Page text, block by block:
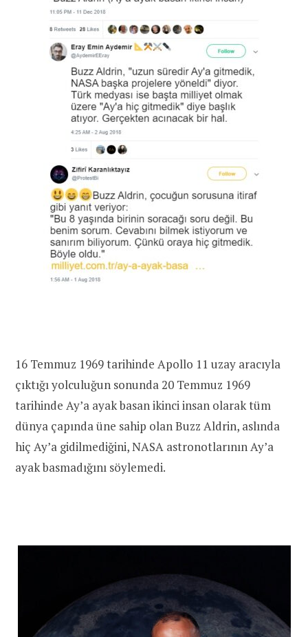
16 Temmuz 1969 tarihinde Apollo 11 uzay aracıyla
çıktığı yolculuğun sonunda 20 Temmuz 1969
tarihinde Ay’a ayak basan ikinci insan olarak tüm
dünya çapında üne sahip olan Buzz Aldrin, aslında
hiç Ay’a gidilmediğini, NASA astronotlarının Ay’a
ayak basmadığını söylemedi.